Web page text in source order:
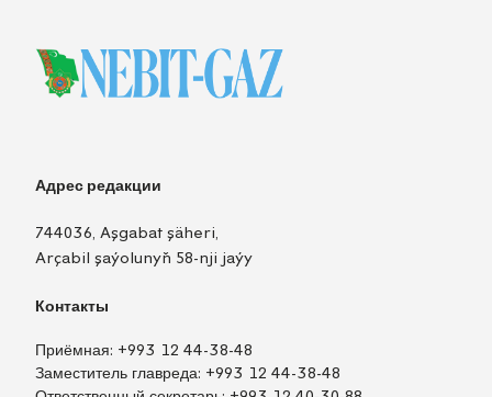
Адрес редакции
744036, Aşgabat şäheri,
Arçabil şaýolunyň 58-nji jaýy
Контакты
Приёмная: +993 12 44-38-48
Заместитель главреда: +993 12 44-38-48